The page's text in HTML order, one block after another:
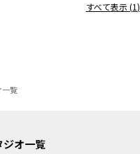
すべて表示 (1)
一覧
ジオ一覧